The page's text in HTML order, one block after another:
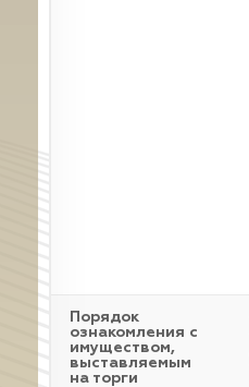
Порядок
ознакомления с
имуществом,
выставляемым
на торги